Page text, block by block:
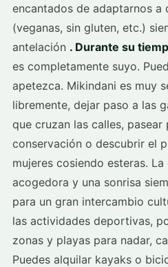
encantados de adaptarnos a
(veganas, sin gluten, etc.)
antelación . Durante su
es completamente suyo.
apetezca. Mikindani es muy
libremente, dejar paso a las
que cruzan las calles,
conservación o descubrir el
mujeres cosiendo esteras.
acogedora y una sonrisa
para un gran intercambio
las actividades deportivas,
zonas y playas para nadar,
Puedes alquilar kayaks o